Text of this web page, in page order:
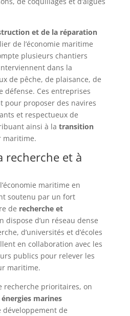
et de la réparation
de l’économie maritime
plusieurs chantiers
dans la
de pêche, de plaisance, de
défense. Ces entreprises
pour proposer des navires
et respectueux de
ainsi à la transition
maritime.
recherche et à
maritime en
soutenu par un fort
de recherche et
dispose d’un réseau dense
d’universités et d’écoles
en collaboration avec les
publics pour relever les
maritime.
recherche prioritaires, on
énergies marines
développement de